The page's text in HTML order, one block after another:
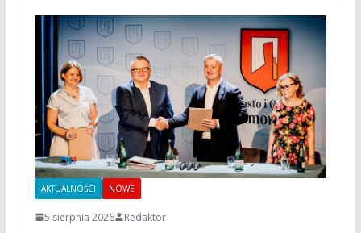
AKTUALNOŚCI NOWE
5 sierpnia 2026 Redaktor